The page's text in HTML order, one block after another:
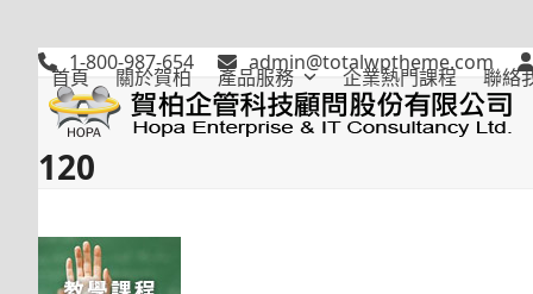
content1-800-987-654 admin@totalwptheme.com
首頁 關於賀柏 產品服務 企業熱門課程 聯絡
120